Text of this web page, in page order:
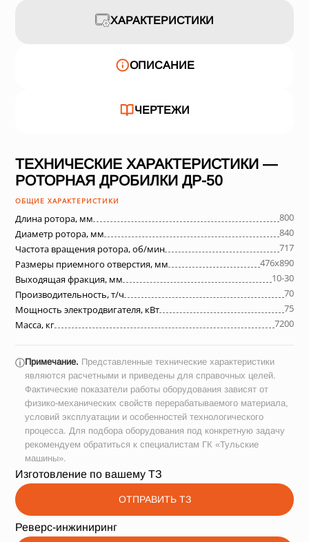
ХАРАКТЕРИСТИКИ
ОПИСАНИЕ
ЧЕРТЕЖИ
ТЕХНИЧЕСКИЕ ХАРАКТЕРИСТИКИ —
РОТОРНАЯ ДРОБИЛКИ ДР-50
ОБЩИЕ ХАРАКТЕРИСТИКИ
Длина ротора, мм
800
Диаметр ротора, мм
840
Частота вращения ротора, об/мин
717
Размеры приемного отверстия, мм
476х890
Выходящая фракция, мм
10-30
Производительность, т/ч
70
Мощность электродвигателя, кВт
75
Масса, кг
7200
ⓘПримечание. Представленные технические характеристики
являются расчетными и приведены для справочных целей.
Фактические показатели работы оборудования зависят от
физико-механических свойств перерабатываемого материала,
условий эксплуатации и особенностей технологического
процесса. Для подбора оборудования под конкретную задачу
рекомендуем обратиться к специалистам ГК «Тульские
машины».
Изготовление по вашему ТЗ
ОТПРАВИТЬ ТЗ
Реверс-инжиниринг